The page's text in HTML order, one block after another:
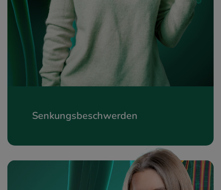
Senkungsbeschwerden